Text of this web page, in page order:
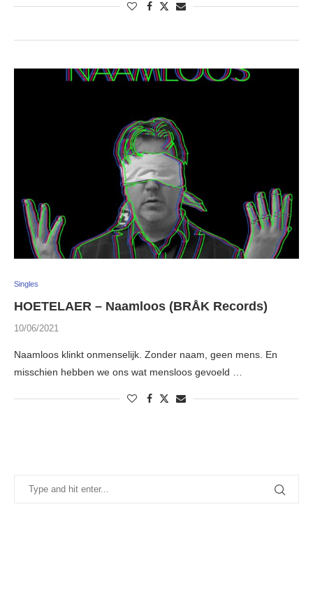
Singles
HOETELAER – Naamloos (BRÅK Records)
10/06/2021
Naamloos klinkt onmenselijk. Zonder naam, geen mens. En
misschien hebben we ons wat mensloos gevoeld …